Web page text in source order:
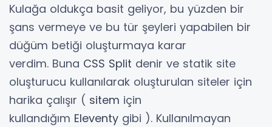
Kulağa oldukça basit geliyor, bu yüzden bir
şans vermeye ve bu tür şeyleri yapabilen bir
düğüm betiği oluşturmaya karar
verdim. Buna CSS Split denir ve statik site
oluşturucu kullanılarak oluşturulan siteler için
harika çalışır ( sitem için
kullandığım Eleventy gibi ). Kullanılmayan